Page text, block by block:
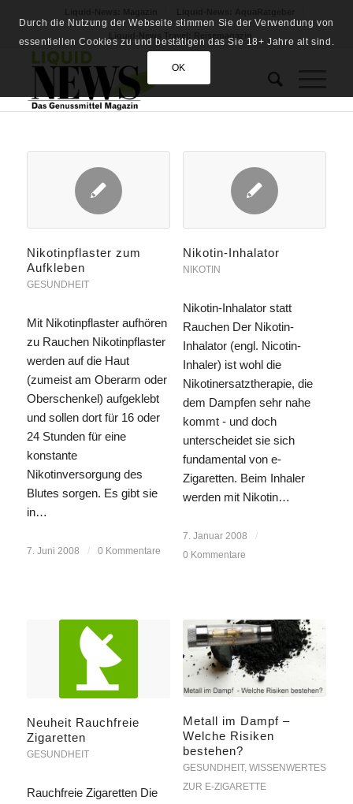
Nikotinpflaster zum
Aufkleben
GESUNDHEIT
Mit Nikotinpflaster aufhören
zu Rauchen Nikotinpflaster
werden auf die Haut
(zumeist am Oberarm oder
Oberschenkel) aufgeklebt
und sollen dort für 16 oder
24 Stunden für eine
konstante
Nikotinversorgung des
Blutes sorgen. Es gibt sie
in…
7. Juni 2008 / 0 Kommentare
Nikotin-Inhalator
NIKOTIN
Nikotin-Inhalator statt
Rauchen Der Nikotin-
Inhalator (engl. Nicotin-
Inhaler) ist wohl die
Nikotinersatztherapie, die
dem Dampfen sehr nahe
kommt - und doch
unterscheidet sie sich
fundamental von e-
Zigaretten. Beim Inhaler
werden mit Nikotin…
7. Januar 2008
/
0 Kommentare
Neuheit Rauchfreie
Zigaretten
GESUNDHEIT
Rauchfreie Zigaretten Die
Metall im Dampf –
Welche Risiken
bestehen?
GESUNDHEIT, WISSENWERTES
ZUR E-ZIGARETTE
Durch die Nutzung der Webseite stimmen Sie der Verwendung von
essentiellen Cookies zu und bestätigen das Sie 18+ Jahre alt sind.
OK